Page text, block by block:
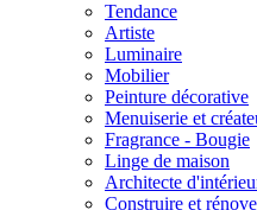
Tendance
Artiste
Luminaire
Mobilier
Peinture décorative
Menuiserie et
Fragrance - Bougie
Linge de maison
Architecte
Construire et